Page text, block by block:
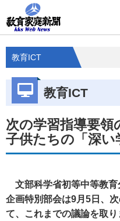
教育ICT
教育ICT
次の学習指導要
子供たちの「深
文部科学省初等中等教
企画特別部会は9月5日、
て、これまでの議論を取